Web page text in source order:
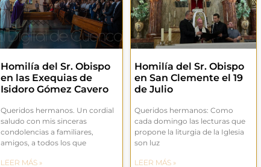
Homilía del Sr. Obispo
en las Exequias de
Isidoro Gómez Cavero
Queridos hermanos. Un cordial
saludo con mis sinceras
condolencias a familiares,
amigos, a todos los que
LEER MÁS »
Homilía del Sr. Obispo
en San Clemente el 19
de Julio
Queridos hermanos: Como
cada domingo las lecturas que
propone la liturgia de la Iglesia
son luz
LEER MÁS »